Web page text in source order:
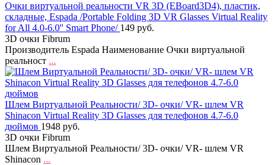
Очки виртуальной реальности VR 3D (EBoard3D4), пластик,
складные, Espada /Portable Folding 3D VR Glasses Virtual Reality
for All 4.0-6.0'' Smart Phone/ 149 руб.
3D очки Fibrum
Производитель Espada Наименование Очки виртуальной
реальност ...
Шлем Виртуальной Реальности/ 3D- очки/ VR- шлем VR
Shinacon Virtual Reality 3D Glasses для телефонов 4.7-6.0
дюймов 1948 руб.
3D очки Fibrum
Шлем Виртуальной Реальности/ 3D- очки/ VR- шлем VR
Shinacon ...